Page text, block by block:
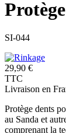
SI-044
29,90 €
TTC
Livraison en
Protège dents
au Sanda et
comprenant la